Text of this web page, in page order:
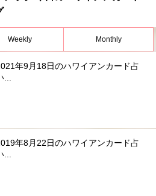
Weekly Monthly
年9月18日のハワイアンカード占
...
年8月22日のハワイアンカード占
...